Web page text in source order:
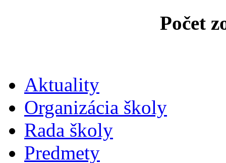
Počet
Aktuality
Organizácia školy
Rada školy
Predmety